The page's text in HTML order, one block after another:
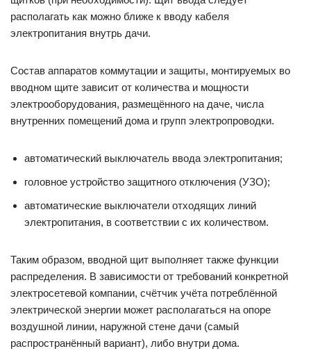
располагать как можно ближе к вводу кабеля
электропитания внутрь дачи.
Состав аппаратов коммутации и защиты, монтируемых во
вводном щите зависит от количества и мощности
электрооборудования, размещённого на даче, числа
внутренних помещений дома и групп электропроводки.
автоматический выключатель ввода электропитания;
головное устройство защитного отключения (УЗО);
автоматические выключатели отходящих линий
электропитания, в соответствии с их количеством.
Таким образом, вводной щит выполняет также функции
распределения. В зависимости от требований конкретной
электросетевой компании, счётчик учёта потреблённой
электрической энергии может располагаться на опоре
воздушной линии, наружной стене дачи (самый
распространённый вариант), либо внутри дома.